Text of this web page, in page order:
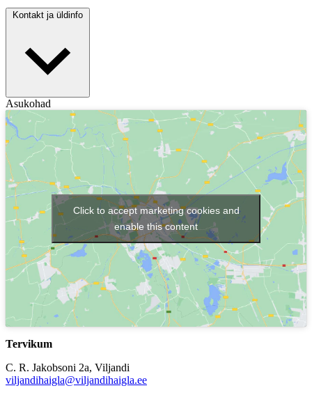
Kontakt ja üldinfo
Asukohad
Click to accept marketing cookies and
enable this content
Tervikum
C. R. Jakobsoni 2a, Viljandi
viljandihaigla@viljandihaigla.ee